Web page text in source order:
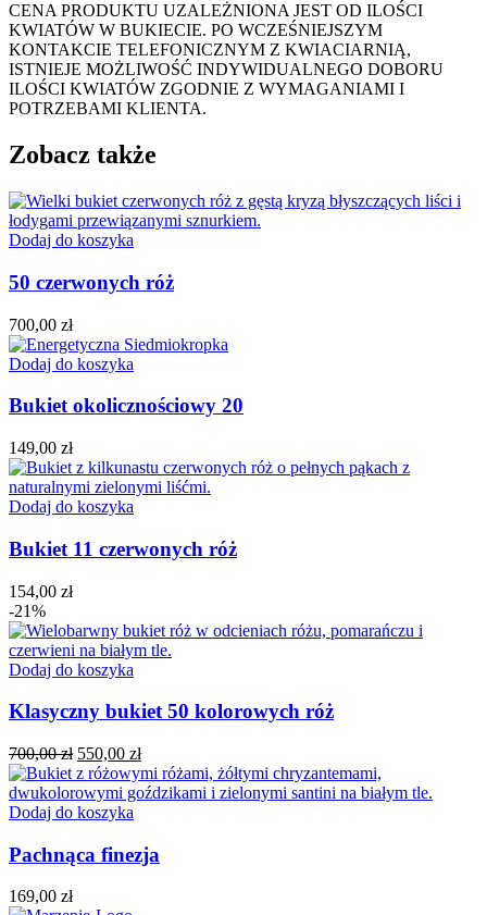
CENA PRODUKTU UZALEŻNIONA JEST OD ILOŚCI
KWIATÓW W BUKIECIE. PO WCZEŚNIEJSZYM
KONTAKCIE TELEFONICZNYM Z KWIACIARNIĄ,
ISTNIEJE MOŻLIWOŚĆ INDYWIDUALNEGO DOBORU
ILOŚCI KWIATÓW ZGODNIE Z WYMAGANIAMI I
POTRZEBAMI KLIENTA.
Zobacz także
Dodaj do koszyka
50 czerwonych róż
700,00 zł
Dodaj do koszyka
Bukiet okolicznościowy 20
149,00 zł
Dodaj do koszyka
Bukiet 11 czerwonych róż
154,00 zł
-21%
Dodaj do koszyka
Klasyczny bukiet 50 kolorowych róż
700,00zł Pierwotna
cena
wynosiła:
700,00 zł.
550,00 złAktualna
cena
wynosi:
Dodaj do koszyka
Pachnąca finezja
169,00 zł